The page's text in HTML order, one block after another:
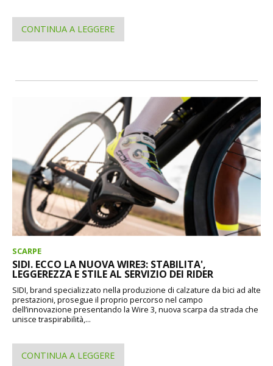
CONTINUA A LEGGERE
SCARPE
SIDI. ECCO LA NUOVA WIRE3: STABILITA',
LEGGEREZZA E STILE AL SERVIZIO DEI RIDER
SIDI, brand specializzato nella produzione di calzature da bici ad alte
prestazioni, prosegue il proprio percorso nel campo
dell’innovazione presentando la Wire 3, nuova scarpa da strada che
unisce traspirabilità,...
CONTINUA A LEGGERE